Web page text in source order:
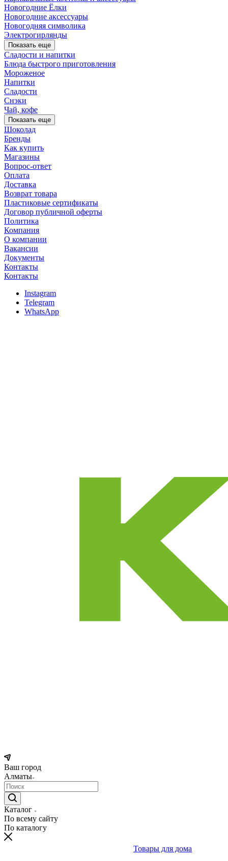
Новогодние Ёлки
Новогодние аксессуары
Новогодняя символика
Электрогирлянды
Показать еще
Сладости и напитки
Блюда быстрого приготовления
Мороженое
Напитки
Сладости
Снэки
Чай, кофе
Показать еще
Шоколад
Бренды
Как купить
Магазины
Вопрос-ответ
Оплата
Доставка
Возврат товара
Пластиковые сертификаты
Договор публичной оферты
Политика
Компания
О компании
Вакансии
Документы
Контакты
Контакты
Instagram
Telegram
WhatsApp
Ваш город
Алматы
Каталог
По всему сайту
По каталогу
Товары для дома